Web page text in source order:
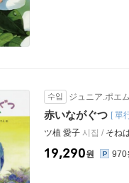
수입 ジュニア.ポエ
赤いながぐつ [單
ツ植 愛子 시집 / そね
19,290원 970